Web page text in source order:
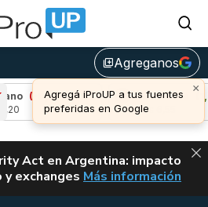
library_addAgreganos
×
Agregá iProUP a tus fuentes
preferidas en Google
(-0,29%)
Avalanche
u$s 6,55
ALERTA
Act en Argentina: impacto
exchanges CLARITY ACT EN
Más información